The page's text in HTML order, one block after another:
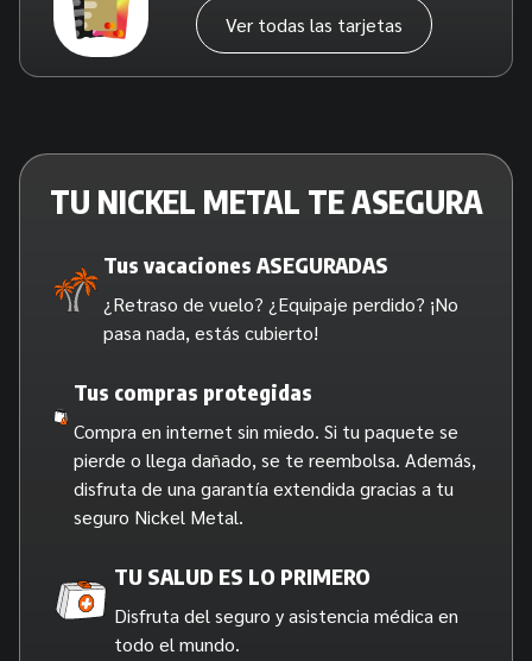
Ver todas las tarjetas
TU NICKEL METAL TE ASEGURA
Tus vacaciones ASEGURADAS
¿Retraso de vuelo? ¿Equipaje perdido? ¡No
pasa nada, estás cubierto!
Tus compras protegidas
Compra en internet sin miedo. Si tu paquete se
pierde o llega dañado, se te reembolsa. Además,
disfruta de una garantía extendida gracias a tu
seguro Nickel Metal.
TU SALUD ES LO PRIMERO
Disfruta del seguro y asistencia médica en
todo el mundo.